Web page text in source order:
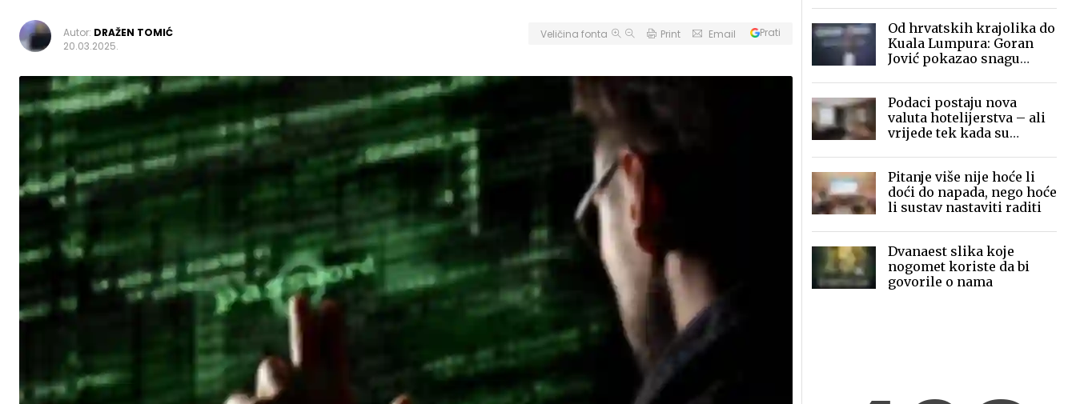
Autor: DRAŽEN TOMIĆ
20.03.2025.
Veličina fonta Print Email Prati
Od hrvatskih krajolika do
Kuala Lumpura: Goran
Jović pokazao snagu
Podaci postaju nova
valuta hotelijerstva – ali
vrijede tek kada su
Pitanje više nije hoće li
doći do napada, nego hoće
li sustav nastaviti raditi
Dvanaest slika koje
nogomet koriste da bi
govorile o nama